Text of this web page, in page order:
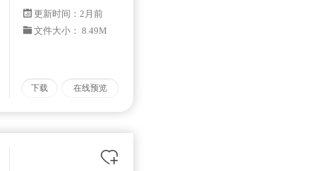
更新时间： 2月前
文件大小： 8.49M
下载 在线预览